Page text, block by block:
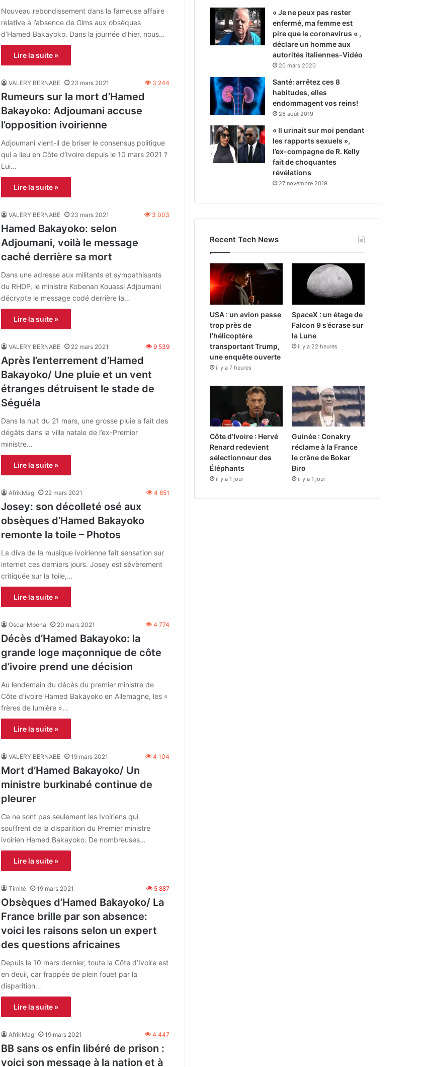
Nouveau rebondissement dans la fameuse affaire
relative à l’absence de Gims aux obsèques
d’Hamed Bakayoko. Dans la journée d’hier, nous…
Lire la suite »
VALERY BERNABE 23 mars 2021 3 244
Rumeurs sur la mort d’Hamed
Bakayoko: Adjoumani accuse
l’opposition ivoirienne
Adjoumani vient-il de briser le consensus politique
qui a lieu en Côte d’Ivoire depuis le 10 mars 2021 ?
Lui…
Lire la suite »
VALERY BERNABE 23 mars 2021 3 003
Hamed Bakayoko: selon
Adjoumani, voilà le message
caché derrière sa mort
Dans une adresse aux militants et sympathisants
du RHDP, le ministre Kobenan Kouassi Adjoumani
décrypte le message codé derrière la…
Lire la suite »
VALERY BERNABE 22 mars 2021 9 539
Après l’enterrement d’Hamed
Bakayoko/ Une pluie et un vent
étranges détruisent le stade de
Séguéla
Dans la nuit du 21 mars, une grosse pluie a fait des
dégâts dans la ville natale de l’ex-Premier
ministre…
Lire la suite »
AfrikMag 22 mars 2021 4 651
Josey: son décolleté osé aux
obsèques d’Hamed Bakayoko
remonte la toile – Photos
La diva de la musique ivoirienne fait sensation sur
internet ces derniers jours. Josey est sévèrement
critiquée sur la toile,…
Lire la suite »
Oscar Mbena 20 mars 2021 4 774
Décès d’Hamed Bakayoko: la
grande loge maçonnique de côte
d’ivoire prend une décision
Au lendemain du décès du premier ministre de
Côte d’ivoire Hamed Bakayoko en Allemagne, les «
frères de lumière »…
Lire la suite »
VALERY BERNABE 19 mars 2021 4 104
Mort d’Hamed Bakayoko/ Un
ministre burkinabé continue de
pleurer
Ce ne sont pas seulement les Ivoiriens qui
souffrent de la disparition du Premier ministre
ivoirien Hamed Bakayoko. De nombreuses…
Lire la suite »
Timité 19 mars 2021 5 887
Obsèques d’Hamed Bakayoko/ La
France brille par son absence:
voici les raisons selon un expert
des questions africaines
Depuis le 10 mars dernier, toute la Côte d’Ivoire est
en deuil, car frappée de plein fouet par la
disparition…
Lire la suite »
AfrikMag 19 mars 2021 4 447
BB sans os enfin libéré de prison :
voici son message à la nation et à
« Je ne peux pas rester
enfermé, ma femme est
pire que le coronavirus « ,
déclare un homme aux
autorités italiennes-Vidéo
20 mars 2020
Santé: arrêtez ces 8
habitudes, elles
endommagent vos reins!
26 août 2019
« Il urinait sur moi pendant
les rapports sexuels »,
l’ex-compagne de R. Kelly
fait de choquantes
révélations
27 novembre 2019
Recent Tech News
USA : un avion passe
trop près de
l’hélicoptère
transportant Trump,
une enquête ouverte
il y a 7 heures
SpaceX : un étage de
Falcon 9 s’écrase sur
la Lune
il y a 22 heures
Côte d’Ivoire : Hervé
Renard redevient
sélectionneur des
Éléphants
il y a 1 jour
Guinée : Conakry
réclame à la France
le crâne de Bokar
Biro
il y a 1 jour